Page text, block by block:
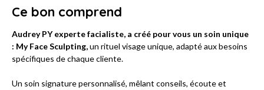
Ce bon comprend
Audrey PY experte facialiste, a créé pour vous un soin unique
: My Face Sculpting,un rituel visage unique, adapté aux besoins
spécifiques de chaque cliente.
Un soin signature personnalisé, mêlant conseils, écoute et